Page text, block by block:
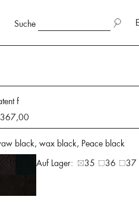
Suche
f
black, wax black, Peace black
Auf Lager:
35 36 37